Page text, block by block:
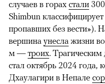
случаев в горах стали
Shimbun
пропавших без вести»).
вершина унесла жизни
м — троих. Трагическим
стал октябрь 2024 года,
Дхаулагири в Непале